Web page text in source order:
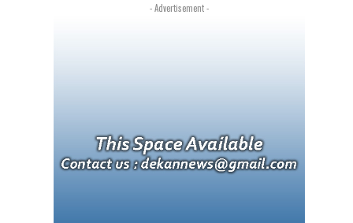
- Advertisement -